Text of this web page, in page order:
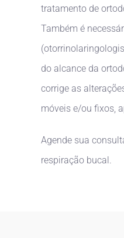
tratamento de
Também é
do alcance da
corrige as
móveis e/ou fixos,
Agende sua
respiração bucal.